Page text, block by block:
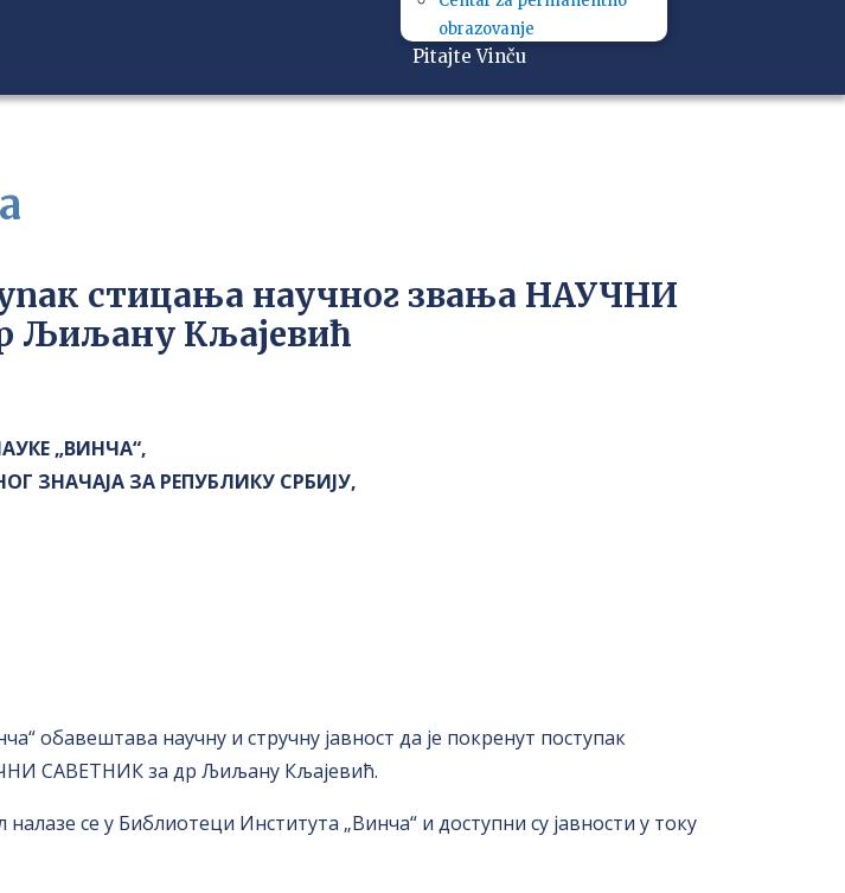
obrazovanje
Pitajte Vinču
стицања научног звања НАУЧНИ
Љиљану Кљајевић
„ВИНЧА“,
ЗНАЧАЈА ЗА РЕПУБЛИКУ СРБИЈУ,
обавештава научну и стручну јавност да је покренут поступак
САВЕТНИК за др Љиљану Кљајевић.
се у Библиотеци Института „Винча“ и доступни су јавности у току